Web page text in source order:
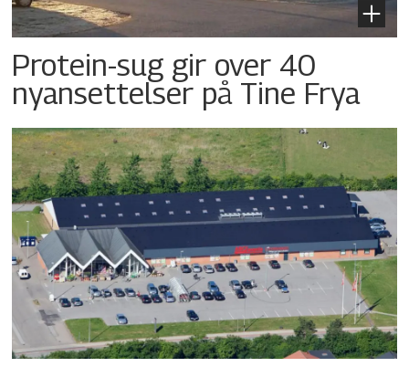
Protein-sug gir over 40
nyansettelser på Tine Frya